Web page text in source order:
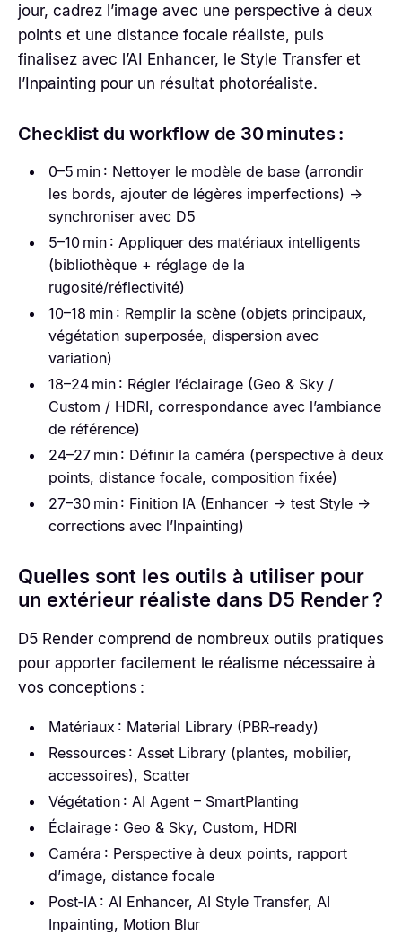
jour, cadrez l’image avec une perspective à deux
points et une distance focale réaliste, puis
finalisez avec l’AI Enhancer, le Style Transfer et
l’Inpainting pour un résultat photoréaliste.
Checklist du workflow de 30 minutes :
0–5 min : Nettoyer le modèle de base (arrondir
les bords, ajouter de légères imperfections) →
synchroniser avec D5
5–10 min : Appliquer des matériaux intelligents
(bibliothèque + réglage de la
rugosité/réflectivité)
10–18 min : Remplir la scène (objets principaux,
végétation superposée, dispersion avec
variation)
18–24 min : Régler l’éclairage (Geo & Sky /
Custom / HDRI, correspondance avec l’ambiance
de référence)
24–27 min : Définir la caméra (perspective à deux
points, distance focale, composition fixée)
27–30 min : Finition IA (Enhancer → test Style →
corrections avec l’Inpainting)
Quelles sont les outils à utiliser pour
un extérieur réaliste dans D5 Render ?
D5 Render comprend de nombreux outils pratiques
pour apporter facilement le réalisme nécessaire à
vos conceptions :
Matériaux : Material Library (PBR‑ready)
Ressources : Asset Library (plantes, mobilier,
accessoires), Scatter
Végétation : AI Agent – SmartPlanting
Éclairage : Geo & Sky, Custom, HDRI
Caméra : Perspective à deux points, rapport
d’image, distance focale
Post‑IA : AI Enhancer, AI Style Transfer, AI
Inpainting, Motion Blur